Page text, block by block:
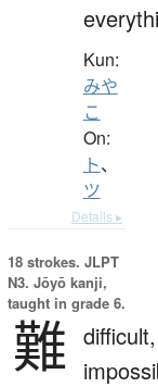
Kun:
みや
こ
On:
ト、
ツ
Details ▸
18 strokes. JLPT
N3. Jōyō kanji,
taught in grade 6.
難 difficult,